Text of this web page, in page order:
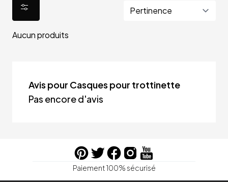
Aucun produits
Avis pour Casques pour trottinette
Pas encore d'avis
Paiement 100% sécurisé